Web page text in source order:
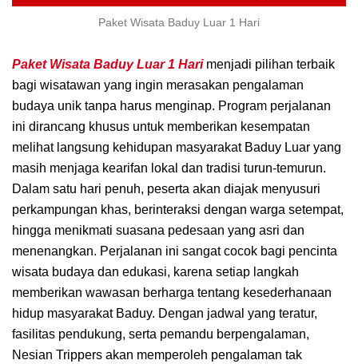
Paket Wisata Baduy Luar 1 Hari
Paket Wisata Baduy Luar 1 Harimenjadi pilihan terbaik
bagi wisatawan yang ingin merasakan pengalaman
budaya unik tanpa harus menginap. Program perjalanan
ini dirancang khusus untuk memberikan kesempatan
melihat langsung kehidupan masyarakat Baduy Luar yang
masih menjaga kearifan lokal dan tradisi turun-temurun.
Dalam satu hari penuh, peserta akan diajak menyusuri
perkampungan khas, berinteraksi dengan warga setempat,
hingga menikmati suasana pedesaan yang asri dan
menenangkan. Perjalanan ini sangat cocok bagi pencinta
wisata budaya dan edukasi, karena setiap langkah
memberikan wawasan berharga tentang kesederhanaan
hidup masyarakat Baduy. Dengan jadwal yang teratur,
fasilitas pendukung, serta pemandu berpengalaman,
Nesian Trippers akan memperoleh pengalaman tak